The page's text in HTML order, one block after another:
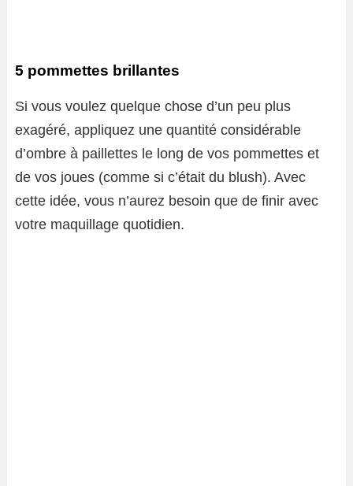
5 pommettes brillantes
Si vous voulez quelque chose d’un peu plus
exagéré, appliquez une quantité considérable
d’ombre à paillettes le long de vos pommettes et
de vos joues (comme si c’était du blush). Avec
cette idée, vous n’aurez besoin que de finir avec
votre maquillage quotidien.